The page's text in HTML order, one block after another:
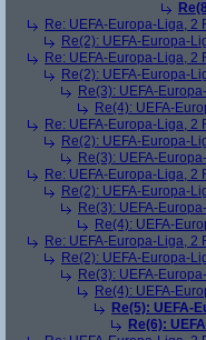
Re: UEFA-Europa-Liga, 2
Re(2): UEFA-Europa-
Re: UEFA-Europa-Liga, 2
Re(2): UEFA-Europa-
Re(3): UEFA-
Re(4): UEFA-
Re: UEFA-Europa-Liga, 2
Re(2): UEFA-Europa-
Re(3): UEFA-
Re: UEFA-Europa-Liga, 2
Re(2): UEFA-Europa-
Re(3): UEFA-
Re(4): UEFA-
Re: UEFA-Europa-Liga, 2
Re(2): UEFA-Europa-
Re(3): UEFA-
Re(4): UEFA-
Re(5): UEFA-
Re(6):